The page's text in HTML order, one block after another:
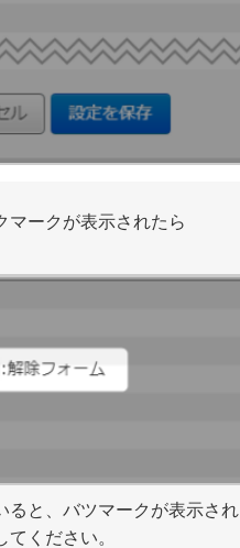
マークが表示されたら
ると、バツマークが表示され
ください。